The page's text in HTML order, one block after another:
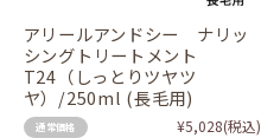
アリールアンドシー ナリッ
シングトリートメント
T24（しっとりツヤツ
ヤ）/250ml (長毛用)
通常価格 ¥5,028(税込)